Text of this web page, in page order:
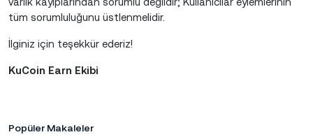
tüm sorumluluğunu üstlenmelidir.
İlginiz için teşekkür ederiz!
KuCoin Earn Ekibi
Popüler Makaleler